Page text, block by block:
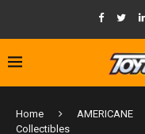
Home AMERICANE
Collectibles